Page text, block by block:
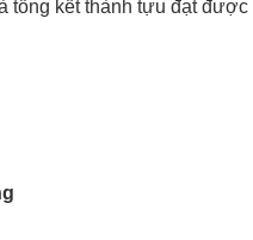
tổng kết thành tựu đạt được